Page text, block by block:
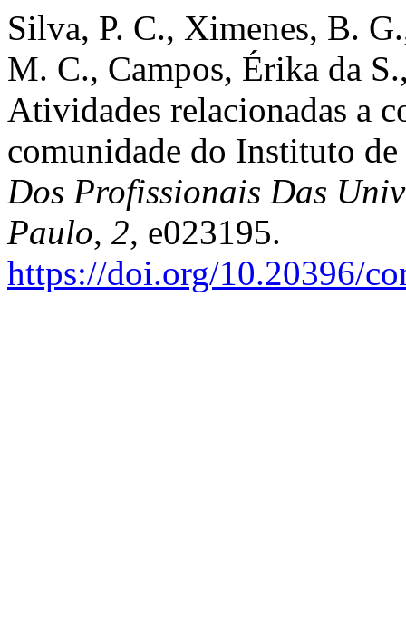
Silva, P. C., Ximenes, B.
M. C., Campos, Érika da
Atividades relacionadas a
comunidade do Instituto
Dos Profissionais Das
Paulo, 2, e023195.
https://doi.org/10.20396/